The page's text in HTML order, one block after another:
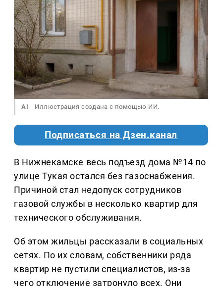
AI Иллюстрация создана с помощью ИИ.
Подписаться на Дзен.канал
В Нижнекамске весь подъезд дома №14 по
улице Тукая остался без газоснабжения.
Причиной стал недопуск сотрудников
газовой службы в несколько квартир для
технического обслуживания.
Об этом жильцы рассказали в социальных
сетях. По их словам, собственники ряда
квартир не пустили специалистов, из-за
чего отключение затронуло всех. Они